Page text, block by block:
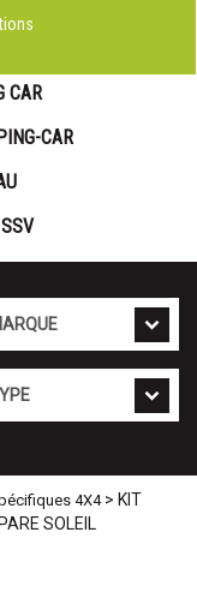
CAR
CAR
4X4> KIT
SOLEIL